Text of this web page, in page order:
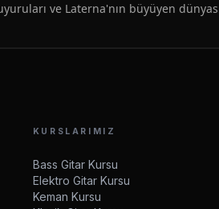
ve Laterna'nın büyüyen
KURSLARIMIZ
Bass Gitar Kursu
Elektro Gitar Kursu
Keman Kursu